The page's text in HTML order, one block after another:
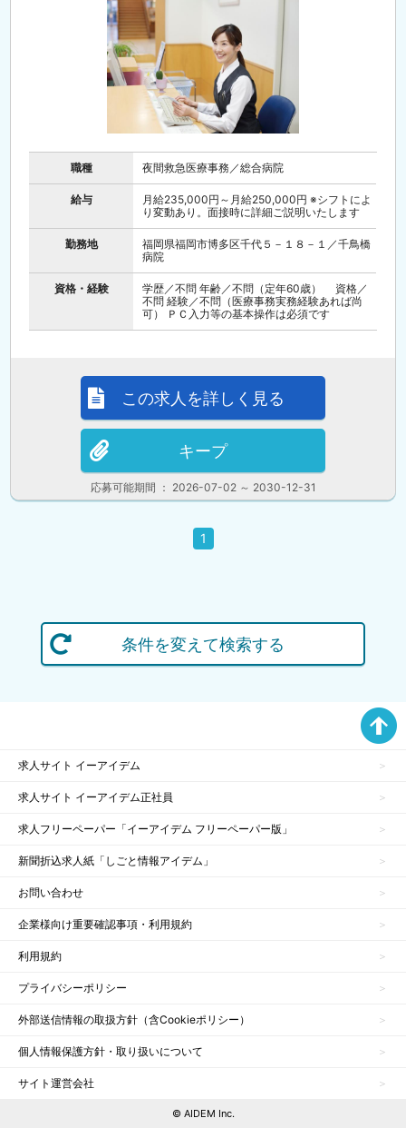
職種 夜間救急医療事務／総合病院
給与
月給235,000円～月給250,000円 ※シフトによ
り変動あり。面接時に詳細ご説明いたします
勤務地
福岡県福岡市博多区千代５－１８－１／千鳥橋
病院
資格・経験
学歴／不問 年齢／不問（定年60歳） 資格／
不問 経験／不問（医療事務実務経験あれば尚
可） ＰＣ入力等の基本操作は必須です
応募可能期間 ： 2026-07-02 ～ 2030-12-31
この求人を詳しく見る
キープ
1
条件を変えて検索する
求人サイト イーアイデム
求人サイト イーアイデム正社員
求人フリーペーパー「イーアイデム フリーペーパー版」
新聞折込求人紙「しごと情報アイデム」
お問い合わせ
企業様向け重要確認事項・利用規約
利用規約
プライバシーポリシー
外部送信情報の取扱方針（含Cookieポリシー）
個人情報保護方針・取り扱いについて
サイト運営会社
© AIDEM Inc.